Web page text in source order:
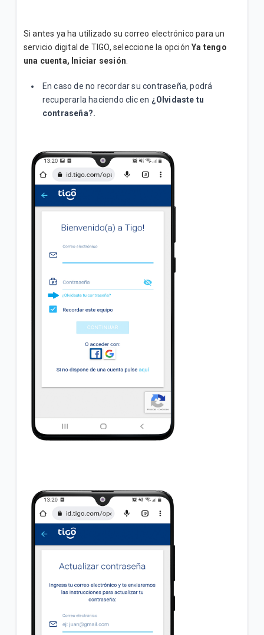
Si antes ya ha utilizado su correo electrónico para un
servicio digital de TIGO, seleccione la opciónYa tengo
una cuenta, Iniciar sesión.
En caso de no recordar su contraseña, podrá
recuperarla haciendo clic en ¿Olvidaste tu
contraseña?.